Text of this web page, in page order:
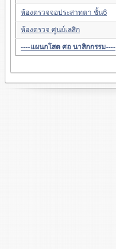
ห้องตรวจจอประสาทตา ชั้น6
ห้องตรวจ ศูนย์เลสิก
----แผนกโสต ศอ นาสิกกรรม----